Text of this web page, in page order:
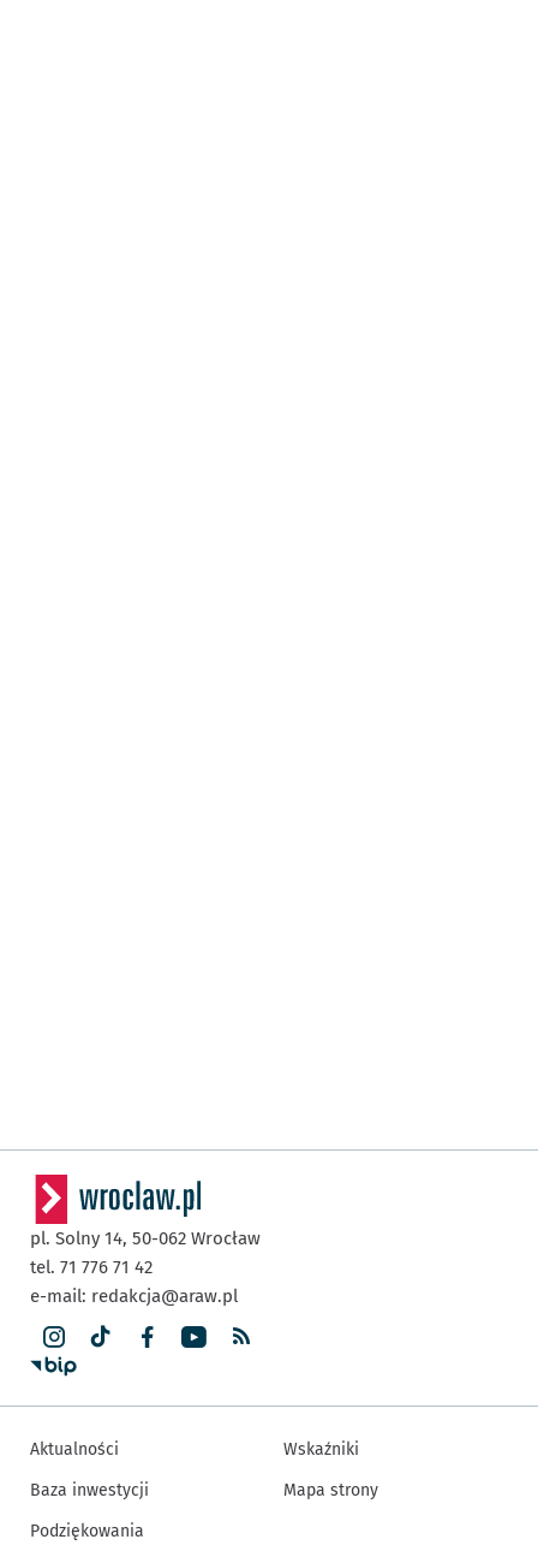
pl. Solny 14, 50-062 Wrocław
tel. 71 776 71 42
e-mail: redakcja@araw.pl
Aktualności
Baza inwestycji
Podziękowania
Wskaźniki
Mapa strony